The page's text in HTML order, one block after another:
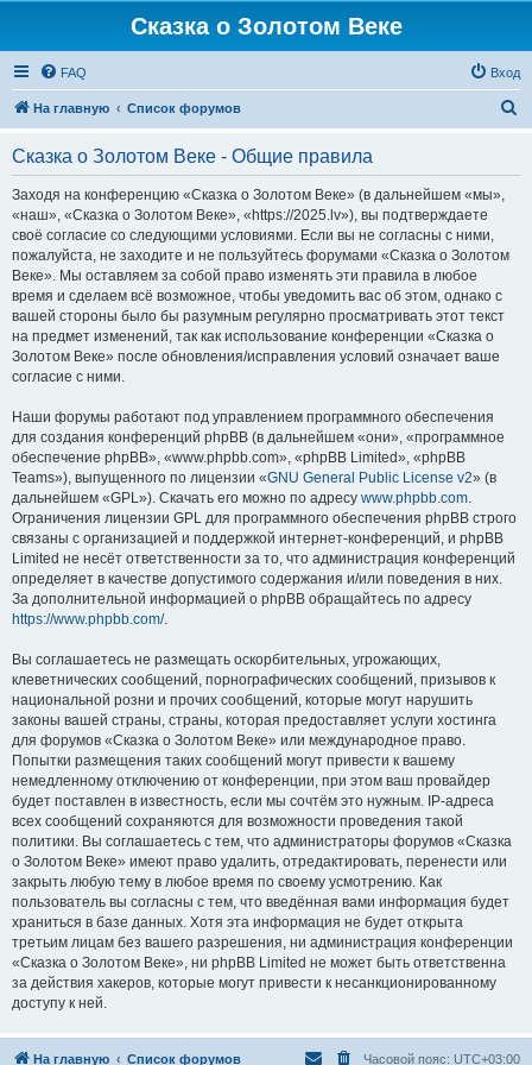
Сказка о Золотом Веке
FAQ Вход
На главную Список форумов
Сказка о Золотом Веке - Общие правила
Заходя на конференцию «Сказка о Золотом Веке» (в дальнейшем «мы»,
«наш», «Сказка о Золотом Веке», «https://2025.lv»), вы подтверждаете
своё согласие со следующими условиями. Если вы не согласны с ними,
пожалуйста, не заходите и не пользуйтесь форумами «Сказка о Золотом
Веке». Мы оставляем за собой право изменять эти правила в любое
время и сделаем всё возможное, чтобы уведомить вас об этом, однако с
вашей стороны было бы разумным регулярно просматривать этот текст
на предмет изменений, так как использование конференции «Сказка о
Золотом Веке» после обновления/исправления условий означает ваше
согласие с ними.
Наши форумы работают под управлением программного обеспечения
для создания конференций phpBB (в дальнейшем «они», «программное
обеспечение phpBB», «www.phpbb.com», «phpBB Limited», «phpBB
Teams»), выпущенного по лицензии «GNU General Public License v2» (в
дальнейшем «GPL»). Скачать его можно по адресу www.phpbb.com.
Ограничения лицензии GPL для программного обеспечения phpBB строго
связаны с организацией и поддержкой интернет-конференций, и phpBB
Limited не несёт ответственности за то, что администрация конференций
определяет в качестве допустимого содержания и/или поведения в них.
За дополнительной информацией о phpBB обращайтесь по адресу
https://www.phpbb.com/.
Вы соглашаетесь не размещать оскорбительных, угрожающих,
клеветнических сообщений, порнографических сообщений, призывов к
национальной розни и прочих сообщений, которые могут нарушить
законы вашей страны, страны, которая предоставляет услуги хостинга
для форумов «Сказка о Золотом Веке» или международное право.
Попытки размещения таких сообщений могут привести к вашему
немедленному отключению от конференции, при этом ваш провайдер
будет поставлен в известность, если мы сочтём это нужным. IP-адреса
всех сообщений сохраняются для возможности проведения такой
политики. Вы соглашаетесь с тем, что администраторы форумов «Сказка
о Золотом Веке» имеют право удалить, отредактировать, перенести или
закрыть любую тему в любое время по своему усмотрению. Как
пользователь вы согласны с тем, что введённая вами информация будет
храниться в базе данных. Хотя эта информация не будет открыта
третьим лицам без вашего разрешения, ни администрация конференции
«Сказка о Золотом Веке», ни phpBB Limited не может быть ответственна
за действия хакеров, которые могут привести к несанкционированному
доступу к ней.
На главную Список форумов Часовой пояс: UTC+03:00